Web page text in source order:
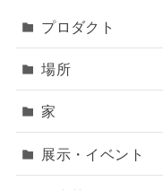
プロダクト
場所
家
展示・イベント